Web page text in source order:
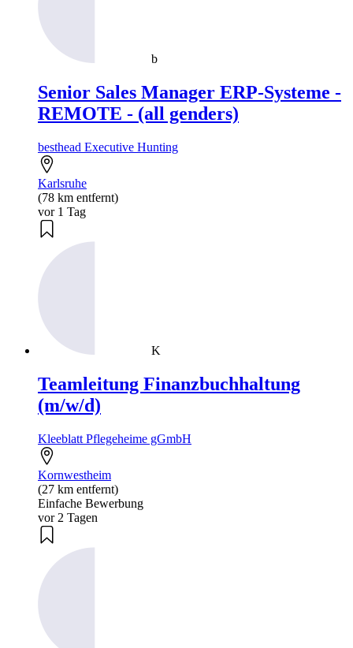
b
Senior Sales Manager ERP-Systeme -
REMOTE - (all genders)
besthead Executive Hunting
Karlsruhe
(78 km entfernt)
vor 1 Tag
K
Teamleitung Finanzbuchhaltung
(m/w/d)
Kleeblatt Pflegeheime gGmbH
Kornwestheim
(27 km entfernt)
Einfache Bewerbung
vor 2 Tagen